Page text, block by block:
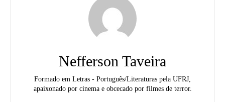
Nefferson Taveira
Formado em Letras - Português/Literaturas pela UFRJ,
apaixonado por cinema e obcecado por filmes de terror.